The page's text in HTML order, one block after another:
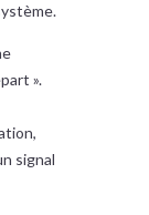
».
signal